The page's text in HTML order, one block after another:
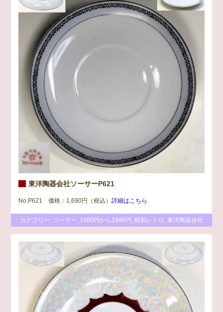
東洋陶器会社ソーサーP621
No.P621 価格：1,690円（税込）詳細はこちら
カテゴリー: ソーサー 1000円から1999円 昭和レトロ 東洋陶器会社